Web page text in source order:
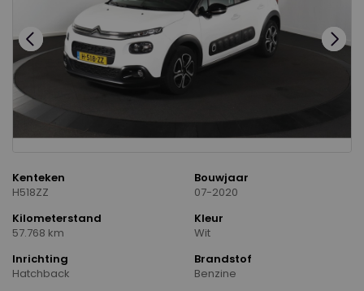
Kenteken
H518ZZ
Bouwjaar
07-2020
Kilometerstand
57.768 km
Kleur
Wit
Inrichting
Hatchback
Brandstof
Benzine